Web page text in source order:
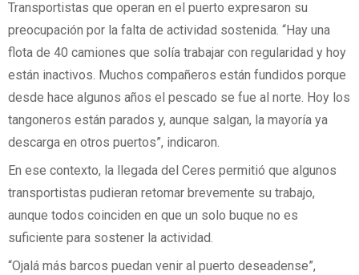
Transportistas que operan en el puerto expresaron su
preocupación por la falta de actividad sostenida. “Hay una
flota de 40 camiones que solía trabajar con regularidad y hoy
están inactivos. Muchos compañeros están fundidos porque
desde hace algunos años el pescado se fue al norte. Hoy los
tangoneros están parados y, aunque salgan, la mayoría ya
descarga en otros puertos”, indicaron.
En ese contexto, la llegada del Ceres permitió que algunos
transportistas pudieran retomar brevemente su trabajo,
aunque todos coinciden en que un solo buque no es
suficiente para sostener la actividad.
“Ojalá más barcos puedan venir al puerto deseadense”,